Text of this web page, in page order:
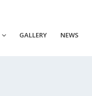
GALLERY NEWS